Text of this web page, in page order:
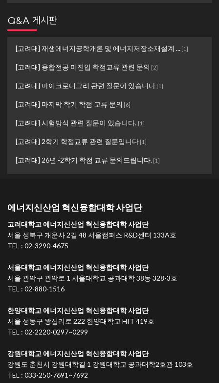
Q&A 게시판
[고려대] 재생에너지공학개론 및 에너지저장소재설계 ... [1]
[고려대] 융합전공 미진입 학점교류 관련 문의 [2]
[고려대] 마이크로디그리 관련 질문이 있습니다 [1]
[고려대] 마지막 학기 학점 교류 문의 [6]
[고려대] 시험방식 관련 질문이 있습니다. [1]
[고려대] 2학기 학점교류 관련 질문입니다 [1]
[고려대] 26년 -2학기 학점 교류 문의드립니다. [1]
에너지신산업 혁신융합대학 사업단
고려대학교 에너지신산업 혁신융합대학 사업단
서울 성북구 개운사 2길 48 서울캠퍼스 R&D센터 133A호
TEL : 02-3290-4675
서울대학교 에너지신산업 혁신융합대학 사업단
서울 관악구 관악로 1 서울대학교 공과대학 38동 328-3호
TEL : 02-880-1516
한양대학교 에너지신산업 혁신융합대학 사업단
서울 성동구 왕십리로 222 한양대학교 HIT 419호
TEL : 02-2220-0297~0299
강원대학교 에너지신산업 혁신융합대학 사업단
강원도 춘천시 강원대학길 1 강원대학교 공과대학2호관 103호
TEL : 033-250-7691~7692